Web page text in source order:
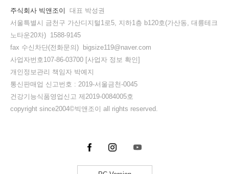
주식회사 빅앤조이
대표 박성권
서울특별시 금천구 가산디지털1로5, 지하1층 b120호(가산동, 대륭테크
노타운20차) 1588-9145
fax 수신차단(전화문의) bigsize119@naver.com
사업자번호107-86-03700 [사업자 정보 확인]
개인정보관리 책임자 박예지
통신판매업 신고번호 : 2019-서울금천-0045
건강기능식품영업신고 제2019-0084005호
copyright since2004©빅앤조이 all rights reserved.